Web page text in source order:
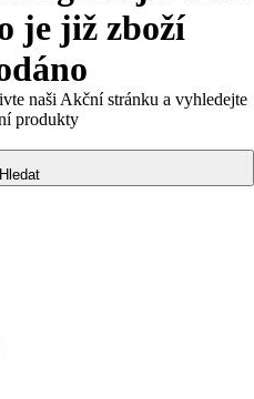
je již zboží
naši Akční stránku a vyhledejte
produkty
Hledat